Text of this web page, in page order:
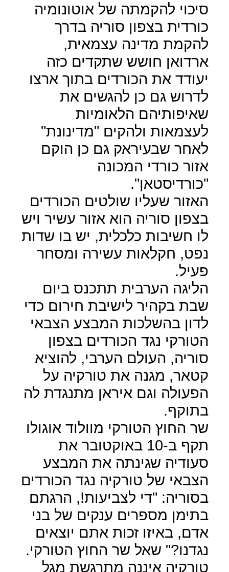
סיכוי להקמתה של אוטונומיה
כורדית בצפון סוריה בדרך
להקמת מדינה עצמאית,
ארדואן חושש שתקדים כזה
יעודד את הכורדים בתוך ארצו
לדרוש גם כן להגשים את
שאיפותיהם הלאומיות
לעצמאות ולהקים "מדינונת"
לאחר שבעיראק גם כן הוקם
אזור כורדי המכונה
"כורדיסטאן".
האזור שעליו שולטים הכורדים
בצפון סוריה הוא אזור עשיר ויש
לו חשיבות כלכלית, יש בו שדות
נפט, חקלאות עשירה ומסחר
פעיל.
הליגה הערבית תתכנס ביום
שבת בקהיר לישיבת חירום כדי
לדון בהשלכות המבצע הצבאי
הטורקי נגד הכורדים בצפון
סוריה, העולם הערבי, להוציא
קטאר, מגנה את טורקיה על
הפעולה וגם איראן מתנגדת לה
בתוקף.
שר החוץ הטורקי מוולוד אוגולו
תקף ב-10 באוקטובר את
סעודיה שגינתה את המבצע
הצבאי של טורקיה נגד הכורדים
בסוריה: "די לצביעות!, הרגתם
בתימן מספרים ענקים של בני
אדם, באיזו זכות אתם יוצאים
נגדנו?" שאל שר החוץ הטורקי.
טורקיה איננה מתרגשת מגל